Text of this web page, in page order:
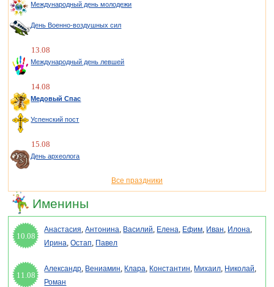
Международный день молодежи
День Военно-воздушных сил
13.08
Международный день левшей
14.08
Медовый Спас
Успенский пост
15.08
День археолога
Все праздники
Именины
10.08
Анастасия,Антонина, Василий, Елена, Ефим, Иван, Илона,
Ирина,Остап, Павел
11.08
Александр, Вениамин, Клара, Константин, Михаил, Николай,
Роман